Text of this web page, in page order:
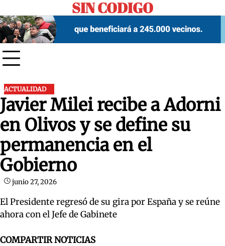
to
content
SIN CODIGO
ACTUALIDAD
Javier Milei recibe a Adorni
en Olivos y se define su
permanencia en el
Gobierno
junio 27, 2026
El Presidente regresó de su gira por España y se reúne
ahora con el Jefe de Gabinete
COMPARTIR NOTICIAS